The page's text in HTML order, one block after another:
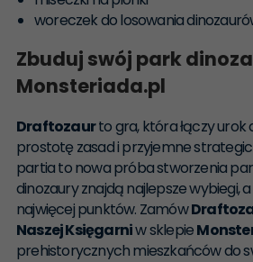
woreczek do losowania
Zbuduj swój park
Monsteriada.pl
Draftozaurto gra, która łączy urok
prostotę zasad i przyjemne
partia to nowa próba stworzenia
dinozaury znajdą najlepsze wybiegi,
najwięcej punktów. Zamów
Naszej Księgarniw sklepie
prehistorycznych mieszkańców do